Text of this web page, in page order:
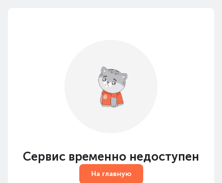
Сервис временно недоступен
На главную